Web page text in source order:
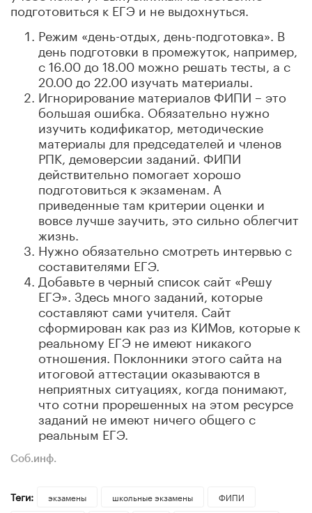
подготовиться к ЕГЭ и не выдохнуться.
Режим «день-отдых, день-подготовка». В
день подготовки в промежуток, например,
с 16.00 до 18.00 можно решать тесты, а с
20.00 до 22.00 изучать материалы.
Игнорирование материалов ФИПИ – это
большая ошибка. Обязательно нужно
изучить кодификатор, методические
материалы для председателей и членов
РПК, демоверсии заданий. ФИПИ
действительно помогает хорошо
подготовиться к экзаменам. А
приведенные там критерии оценки и
вовсе лучше заучить, это сильно облегчит
жизнь.
Нужно обязательно смотреть интервью с
составителями ЕГЭ.
Добавьте в черный список сайт «Решу
ЕГЭ». Здесь много заданий, которые
составляют сами учителя. Сайт
сформирован как раз из КИМов, которые к
реальному ЕГЭ не имеют никакого
отношения. Поклонники этого сайта на
итоговой аттестации оказываются в
неприятных ситуациях, когда понимают,
что сотни прорешенных на этом ресурсе
заданий не имеют ничего общего с
реальным ЕГЭ.
Соб.инф.
Теги: экзамены школьные экзамены
ФИПИ